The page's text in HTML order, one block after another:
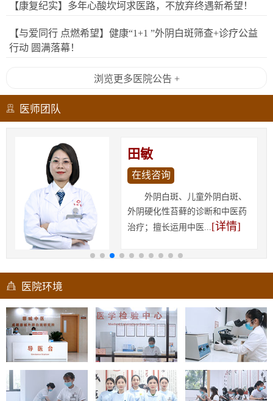
【康复纪实】多年心酸坎坷求医路，不放弃终遇新希望！
【与爱同行 点燃希望】健康“1+1 ”外阴白斑筛查+诊疗公益
行动 圆满落幕！
浏览更多医院公告 +
医师团队
田敏
在线咨询
外阴白斑、儿童外阴白斑、
外阴硬化性苔藓的诊断和中医药
治疗；擅长运用中医...[详情]
医院环境